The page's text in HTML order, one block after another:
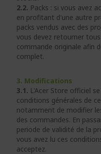
2.2. Packs : si vous avez
en profitant d'une autre
packs vendus avec des
vous devez retourner
commande originale afin
complet.
3. Modifications
3.1. L'Acer Store officiel
conditions générales de
notamment de modifier
des commandes. En
periode de validité de la
vous avez lu ces
acceptez.